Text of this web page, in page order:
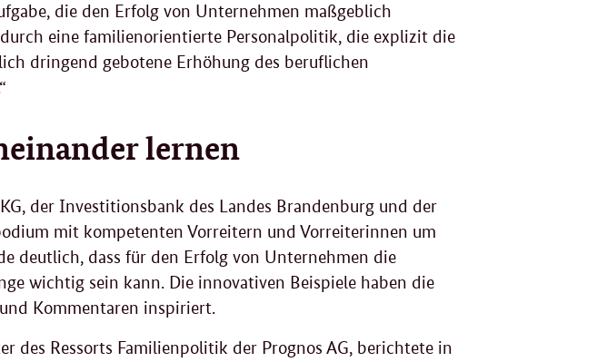
die den Erfolg von Unternehmen maßgeblich
eine familienorientierte Personalpolitik, die explizit die
dringend gebotene Erhöhung des beruflichen
lernen
der Investitionsbank des Landes Brandenburg und der
mit kompetenten Vorreitern und Vorreiterinnen um
deutlich, dass für den Erfolg von Unternehmen die
wichtig sein kann. Die innovativen Beispiele haben die
Kommentaren inspiriert.
des Ressorts Familienpolitik der Prognos AG, berichtete in